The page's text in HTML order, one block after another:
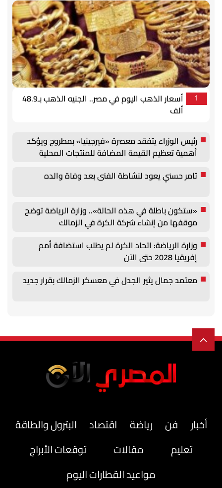
1
أسعار الذهب اليوم في مصر.. الجنيه الذهب بـ48.9
ألف
رئيس الوزراء يتفقد معصرة «فيرجينيا» بمطروح ويؤكد
أهمية تعظيم القيمة المضافة للمنتجات المحلية
تامر حسني يعود لنشاطة الفنى بعد وفاة والده
«ستكون باطلة في هذه الحالة».. وزارة الرياضة توضح
موقفها من إنشاء شركة الكرة في الزمالك
وزارة الرياضة: اتحاد الكرة لم يطلب استضافة أمم
إفريقيا 2028 حتى الآن
معتمد جمال يثير الجدل في معسكر الزمالك بقرار جديد
أخبار فن رياضة اقتصاد
البترول والطاقة
تعليم
مقالات
توقعات الأبراج
مواعيد القطارات اليوم